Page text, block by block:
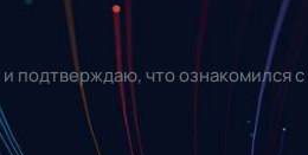
и подтверждаю, что ознакомился с